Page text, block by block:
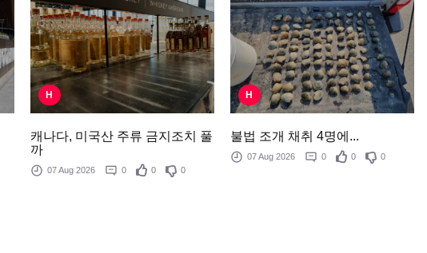
H
캐나다, 미국산 주류 금지조치 풀
까
07 Aug 2026 0 0 0
H
불법 조개 채취 4명에...
07 Aug 2026 0 0 0